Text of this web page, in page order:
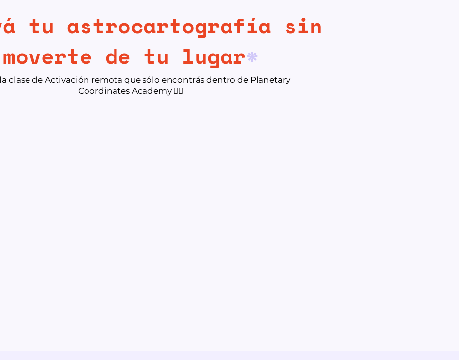
tu astrocartografía sin
moverte de tu lugar*
clase de Activación remota que sólo encontrás dentro de Planetary
Coordinates Academy 👇🏻